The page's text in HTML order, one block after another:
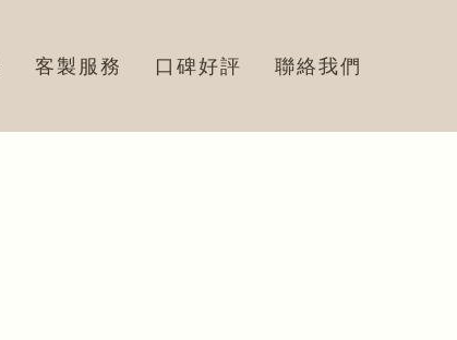
客製服務 口碑好評 聯絡我們